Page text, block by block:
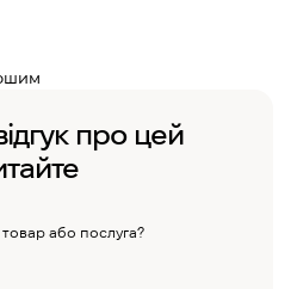
про цей
або послуга?